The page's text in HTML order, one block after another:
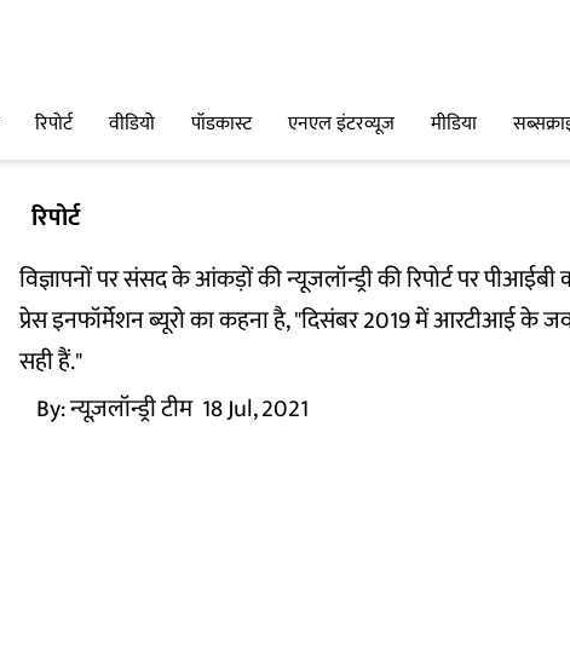
रिपोर्ट वीडियो पॉडकास्ट एनएल इंटरव्यूज मीडिया
रिपोर्ट
विज्ञापनों पर संसद के आंकड़ों की न्यूजलॉन्ड्री की रिपोर्ट पर
प्रेस इनफॉर्मेशन ब्यूरो का कहना है, "दिसंबर 2019 में आरटीआई
सही हैं."
By:न्यूज़लॉन्ड्री टीम 18 Jul, 2021